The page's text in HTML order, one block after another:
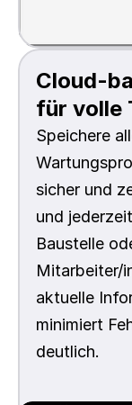
Cloud-
für volle
Speichere
sicher und
und
Baustelle
Mitarbeiter/
aktuelle
minimiert
deutlich.